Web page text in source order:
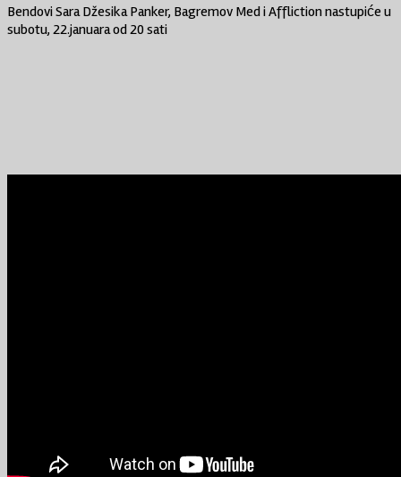
Bendovi Sara Džesika Panker, Bagremov Med i Affliction nastupiće u
subotu, 22.januara od 20 sati